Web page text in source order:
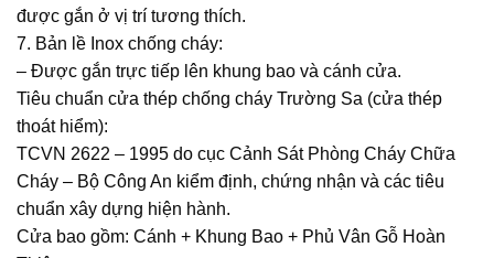
được gắn ở vị trí tương thích.
7. Bản lề Inox chống cháy:
– Được gắn trực tiếp lên khung bao và cánh cửa.
Tiêu chuẩn cửa thép chống cháy Trường Sa (cửa thép
thoát hiểm):
TCVN 2622 – 1995 do cục Cảnh Sát Phòng Cháy Chữa
Cháy – Bộ Công An kiểm định, chứng nhận và các tiêu
chuẩn xây dựng hiện hành.
Cửa bao gồm: Cánh + Khung Bao + Phủ Vân Gỗ Hoàn